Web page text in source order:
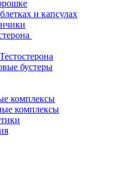
и капсулах
бустеры
комплексы
комплексы